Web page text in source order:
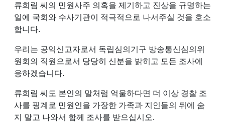
류희림 씨의 민원사주 의혹을 제기하고 진상을 규명하는
일에 국회와 수사기관이 적극적으로 나서주실 것을 호소
합니다.
우리는 공익신고자로서 독립심의기구 방송통신심의위
원회의 직원으로서 당당히 신분을 밝히고 모든 조사에
응하겠습니다.
류희림 씨도 본인의 말처럼 억울하다면 더 이상 경찰 조
사를 핑계로 민원인을 가장한 가족과 지인들의 뒤에 숨
지 말고 나와서 함께 조사를 받으십시오.